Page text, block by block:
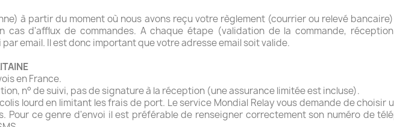
à partir du moment où nous avons reçu votre règlement (courrier ou relevé
d'afflux de commandes. A chaque étape (validation de la commande,
email. Il est donc important que votre adresse email soit valide.
en France.
n° de suivi, pas de signature à la réception (une assurance limitée est incluse).
colis lourd en limitant les frais de port. Le service Mondial Relay vous demande de choisir
Pour ce genre d'envoi il est préférable de renseigner correctement son numéro de